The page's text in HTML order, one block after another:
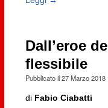
Dall’eroe
flessibile
Pubblicato il27 Marzo 2018
di Fabio Ciabatti